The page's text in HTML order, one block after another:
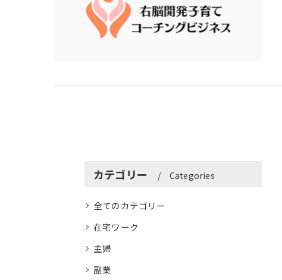
カテゴリー Categories
全てのカテゴリー
在宅ワーク
主婦
副業